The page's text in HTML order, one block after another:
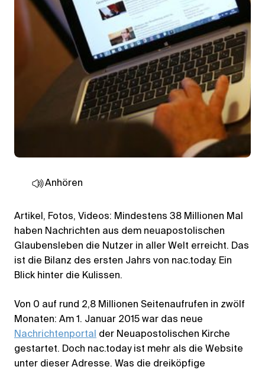
Anhören
Artikel, Fotos, Videos: Mindestens 38 Millionen Mal
haben Nachrichten aus dem neuapostolischen
Glaubensleben die Nutzer in aller Welt erreicht. Das
ist die Bilanz des ersten Jahrs von nac.today. Ein
Blick hinter die Kulissen.
Von 0 auf rund 2,8 Millionen Seitenaufrufen in zwölf
Monaten: Am 1. Januar 2015 war das neue
Nachrichtenportal
der Neuapostolischen Kirche
gestartet. Doch nac.today ist mehr als die Website
unter dieser Adresse. Was die dreiköpfige